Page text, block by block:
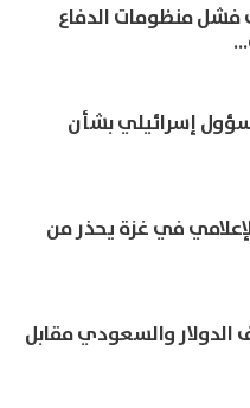
فشل منظومات الدفاع
إسرائيلي بشأن
في غزة يحذر من
والسعودي مقابل